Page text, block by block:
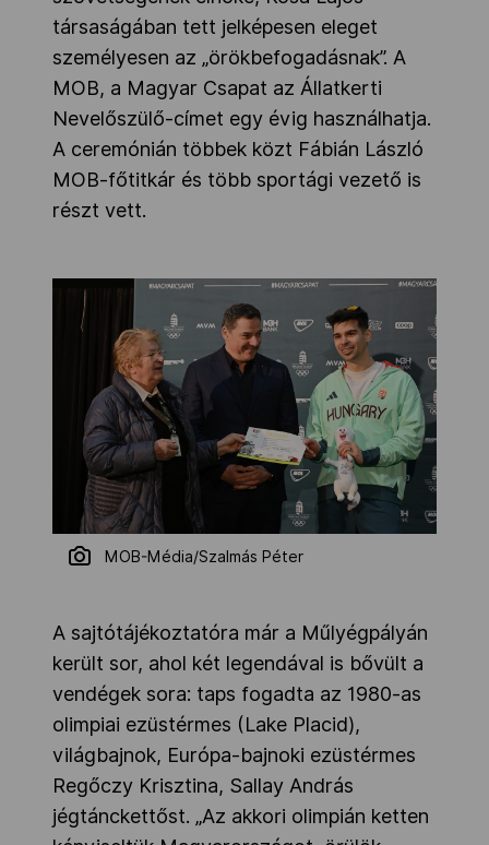
társaságában tett jelképesen eleget
személyesen az „örökbefogadásnak”. A
MOB, a Magyar Csapat az Állatkerti
Nevelőszülő-címet egy évig használhatja.
A ceremónián többek közt Fábián László
MOB-főtitkár és több sportági vezető is
részt vett.
MOB-Média/Szalmás Péter
A sajtótájékoztatóra már a Műlyégpályán
került sor, ahol két legendával is bővült a
vendégek sora: taps fogadta az 1980-as
olimpiai ezüstérmes (Lake Placid),
világbajnok, Európa-bajnoki ezüstérmes
Regőczy Krisztina, Sallay András
jégtánckettőst. „Az akkori olimpián ketten